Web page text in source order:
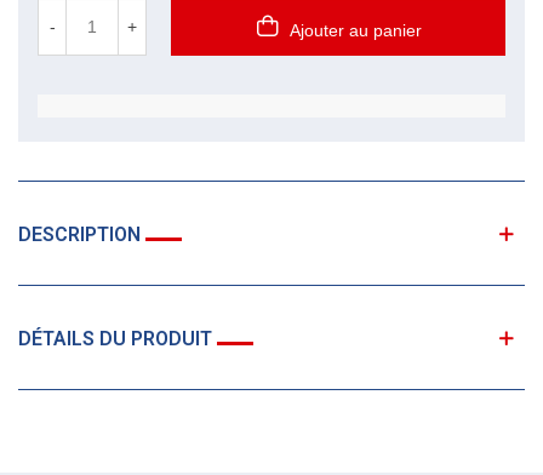
- + Ajouter au panier
DESCRIPTION
DÉTAILS DU PRODUIT